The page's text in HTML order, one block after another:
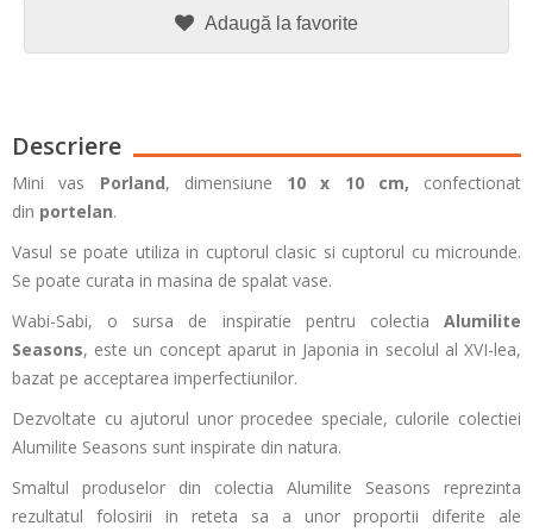
Adaugă la favorite
Descriere
Mini vas Porland, dimensiune 10 x 10 cm, confectionat
din portelan.
Vasul se poate utiliza in cuptorul clasic si cuptorul cu microunde.
Se poate curata in masina de spalat vase.
Wabi-Sabi, o sursa de inspiratie pentru colectia Alumilite
Seasons, este un concept aparut in Japonia in secolul al XVI-lea,
bazat pe acceptarea imperfectiunilor.
Dezvoltate cu ajutorul unor procedee speciale, culorile colectiei
Alumilite Seasons sunt inspirate din natura.
Smaltul produselor din colectia Alumilite Seasons reprezinta
rezultatul folosirii in reteta sa a unor proportii diferite ale